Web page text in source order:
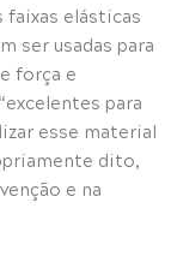
faixas elásticas
ser usadas para
força e
para
esse material
dito,
e na